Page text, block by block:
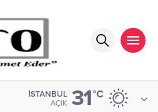
İSTANBUL
AÇIK 31°C